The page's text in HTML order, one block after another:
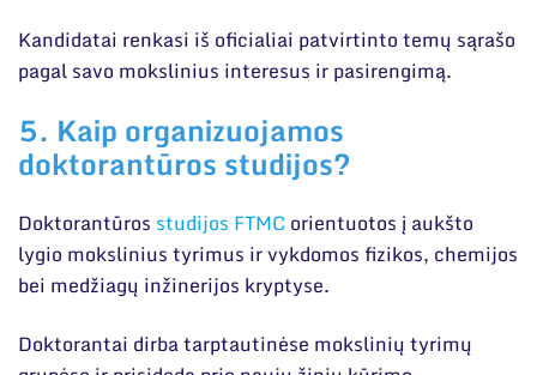
Kandidatai renkasi iš oficialiai patvirtinto temų sąrašo
pagal savo mokslinius interesus ir pasirengimą.
5. Kaip organizuojamos
doktorantūros studijos?
Doktorantūros studijos FTMCorientuotos į aukšto
lygio mokslinius tyrimus ir vykdomos fizikos, chemijos
bei medžiagų inžinerijos kryptyse.
Doktorantai dirba tarptautinėse mokslinių tyrimų